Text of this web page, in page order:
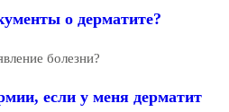
о дерматите?
болезни?
если у меня дерматит